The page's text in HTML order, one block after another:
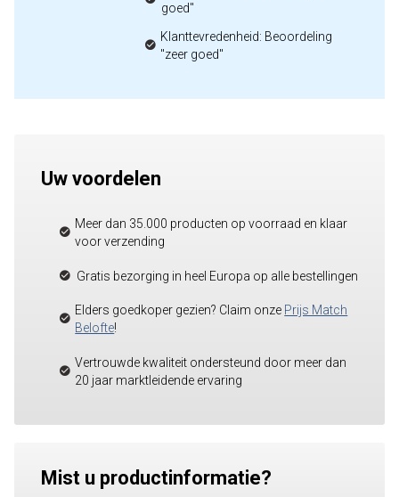
goed"
Klanttevredenheid: Beoordeling
"zeer goed"
Uw voordelen
Meer dan 35.000 producten op voorraad en klaar
voor verzending
Gratis bezorging in heel Europa op alle bestellingen
Elders goedkoper gezien? Claim onze Prijs Match
Belofte!
Vertrouwde kwaliteit ondersteund door meer dan
20 jaar marktleidende ervaring
Mist u productinformatie?